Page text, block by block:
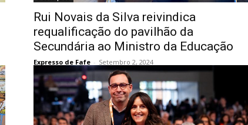
Rui Novais da Silva reivindica
requalificação do pavilhão da
Secundária ao Ministro da Educação
Expresso de Fafe - Setembro 2, 2024